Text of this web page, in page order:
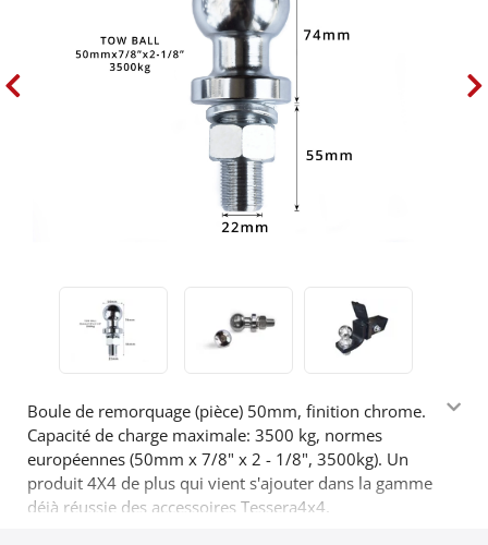
Boule de remorquage (pièce) 50mm, finition chrome.
Capacité de charge maximale: 3500 kg, normes
européennes (50mm x 7/8" x 2 - 1/8", 3500kg). Un
produit 4X4 de plus qui vient s'ajouter dans la gamme
déjà réussie des accessoires Tessera4x4.